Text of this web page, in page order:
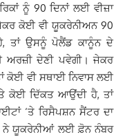
ਨੂੰ 90 ਦਿਨਾਂ ਲਈ ਵੀਜ਼ਾ
ਕੋਈ ਵੀ ਯੂਕਰੇਨੀਅਨ 90
ਤਾਂ ਉਸਨੂੰ ਪੋਲੈਂਡ ਕਾਨੂੰਨ ਦੇ
ਦੇਣੀ ਪਵੇਗੀ। ਜੇਕਰ
ਕੋਈ ਵੀ ਸਥਾਈ ਨਿਵਾਸ ਲਈ
ਕੋਈ ਦਿੱਕਤ ਆਉਂਦੀ ਹੈ, ਤਾਂ
‘ਤੇ ਰਿਸੈਪਸ਼ਨ ਸੈਂਟਰ ਦਾ
ਨੇ ਯੂਕਰੇਨੀਆਂ ਲਈ ਫ਼ੋਨ ਨੰਬਰ